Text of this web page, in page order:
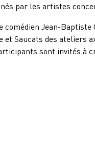
par les artistes
comédien Jean-
et Saucats des ateliers
sont invités à